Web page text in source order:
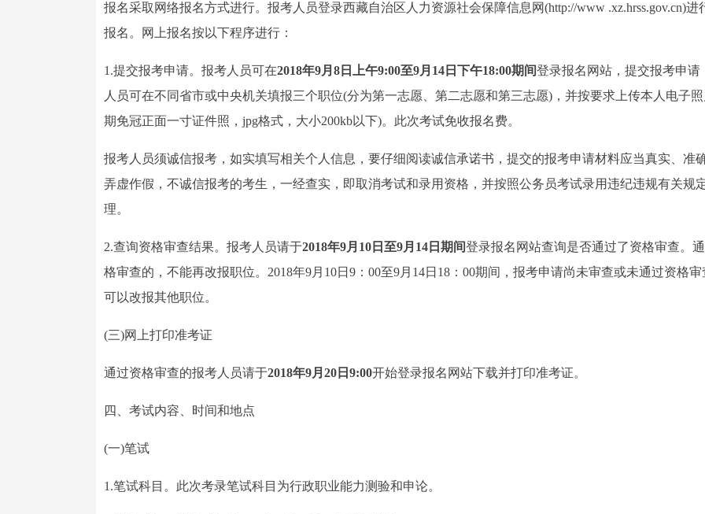
报名采取网络报名方式进行。报考人员登录西藏自治区人力资源社会保障信息网(http://www .xz.hrss.gov.cn)进
报名。网上报名按以下程序进行：
1.提交报考申请。报考人员可在2018年9月8日上午9:00至9月14日下午18:00期间登录报名网站，提交报考申请
人员可在不同省市或中央机关填报三个职位(分为第一志愿、第二志愿和第三志愿)，并按要求上传本人电子
期免冠正面一寸证件照，jpg格式，大小200kb以下)。此次考试免收报名费。
报考人员须诚信报考，如实填写相关个人信息，要仔细阅读诚信承诺书，提交的报考申请材料应当真实、准
弄虚作假，不诚信报考的考生，一经查实，即取消考试和录用资格，并按照公务员考试录用违纪违规有关规
理。
2.查询资格审查结果。报考人员请于2018年9月10日至9月14日期间登录报名网站查询是否通过了资格审查。
格审查的，不能再改报职位。2018年9月10日9：00至9月14日18：00期间，报考申请尚未审查或未通过资格
可以改报其他职位。
(三)网上打印准考证
通过资格审查的报考人员请于2018年9月20日9:00开始登录报名网站下载并打印准考证。
四、考试内容、时间和地点
(一)笔试
1.笔试科目。此次考录笔试科目为行政职业能力测验和申论。